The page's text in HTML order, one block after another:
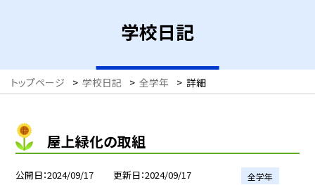
学校日記
トップページ > 学校日記 > 全学年 > 詳細
屋上緑化の取組
公開日 2024/09/17 更新日 2024/09/17 全学年